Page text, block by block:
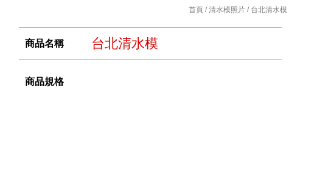
首頁 /清水模照片 / 台北清水模
商品名稱 台北清水模
商品規格